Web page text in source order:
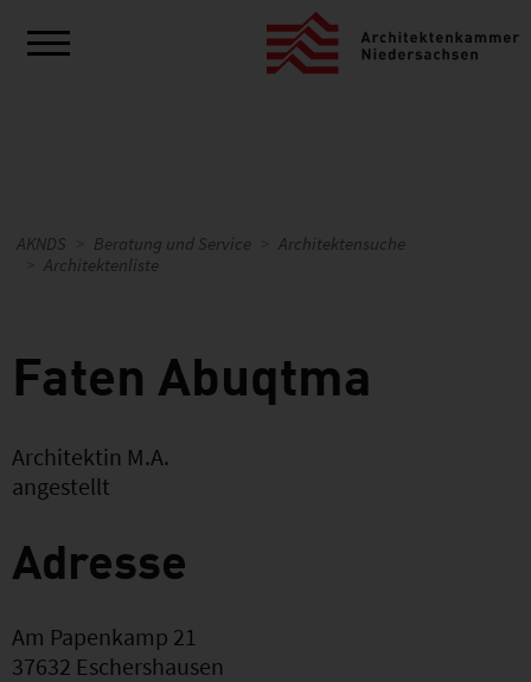
AKNDS Beratung und Service
Architektensuche
Architektenliste
Faten Abuqtma
Architektin M.A.
angestellt
Adresse
Am Papenkamp 21
37632 Eschershausen